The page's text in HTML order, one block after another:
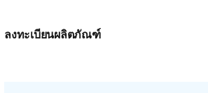
ลงทะเบียนผลิตภัณฑ์